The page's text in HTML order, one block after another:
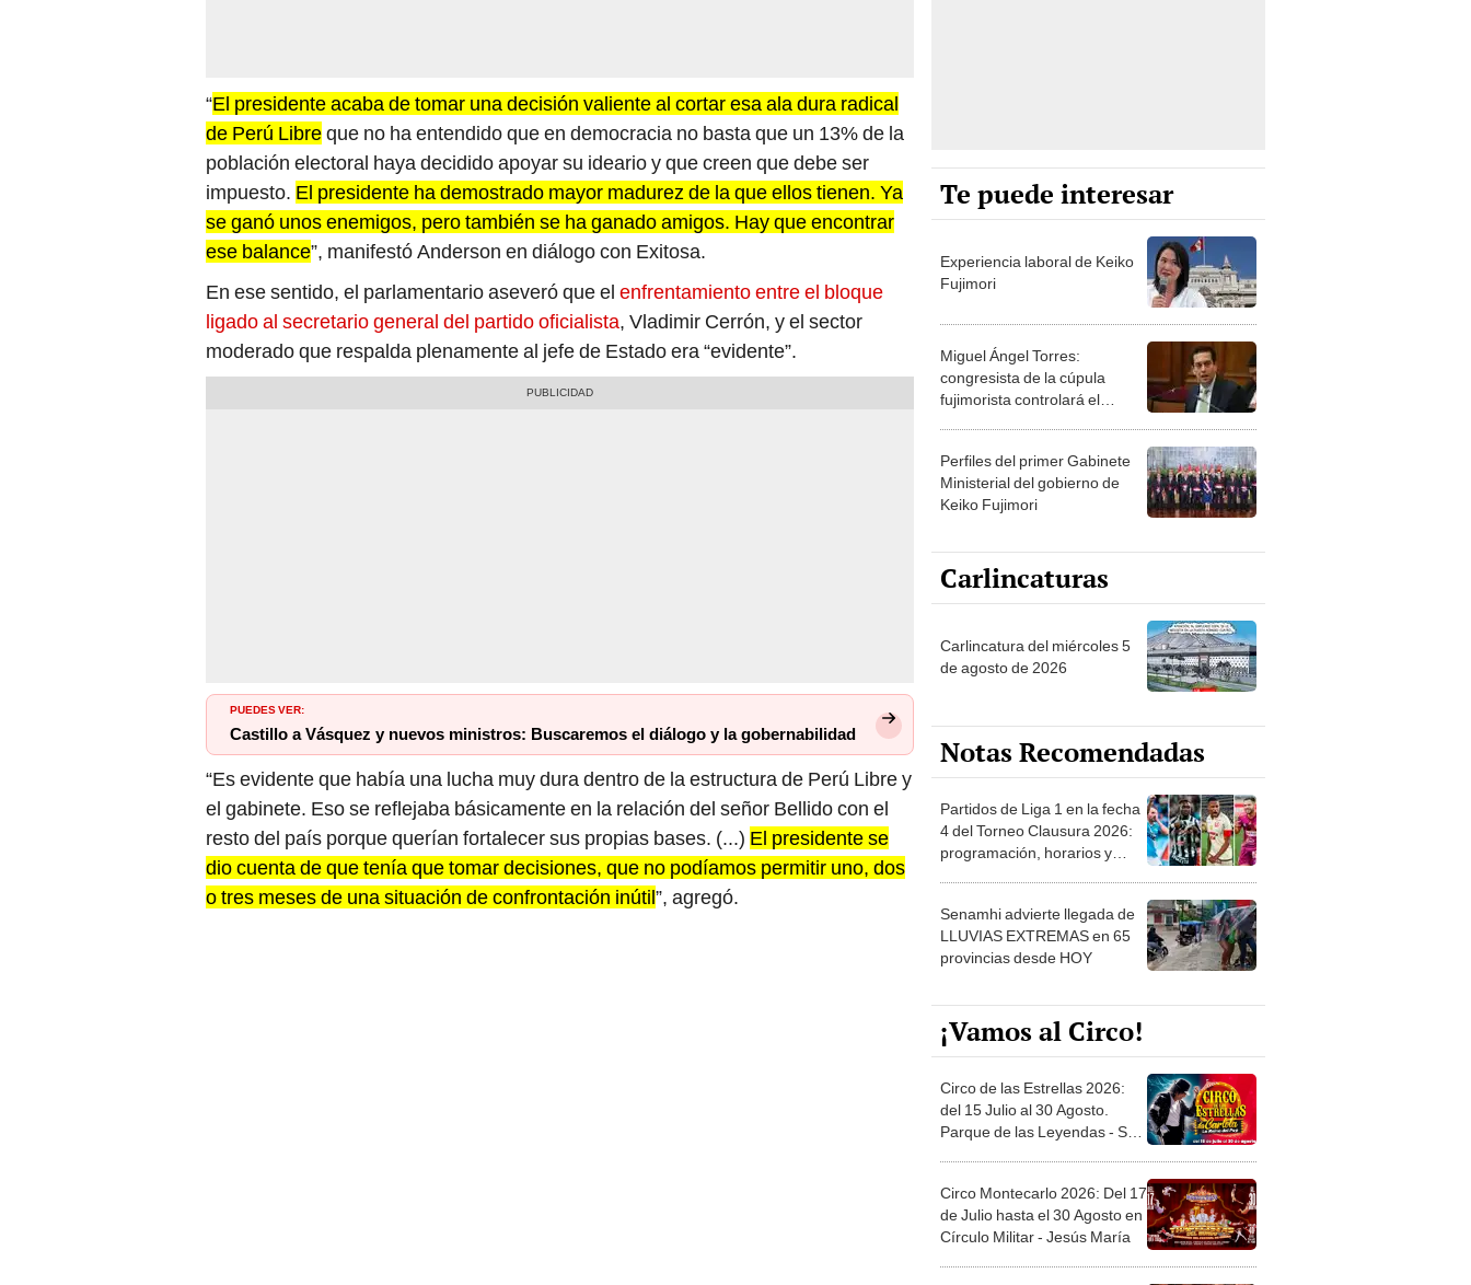
“El presidente acaba de tomar una decisión valiente al cortar esa ala dura radical
de Perú Libreque no ha entendido que en democracia no basta que un 13% de la
población electoral haya decidido apoyar su ideario y que creen que debe ser
impuesto. El presidente ha demostrado mayor madurez de la que ellos tienen. Ya
se ganó unos enemigos, pero también se ha ganado amigos. Hay que encontrar
ese balance”, manifestó Anderson en diálogo con Exitosa.
En ese sentido, el parlamentario aseveró que el enfrentamiento entre el bloque
ligado al secretario general del partido oficialista, Vladimir Cerrón, y el sector
moderado que respalda plenamente al jefe de Estado era “evidente”.
PUEDES VER:
Castillo a Vásquez y nuevos ministros: Buscaremos el diálogo y la gobernabilidad
“Es evidente que había una lucha muy dura dentro de la estructura de Perú Libre y
el gabinete. Eso se reflejaba básicamente en la relación del señor Bellido con el
resto del país porque querían fortalecer sus propias bases. (...) El presidente se
dio cuenta de que tenía que tomar decisiones, que no podíamos permitir uno, dos
o tres meses de una situación de confrontación inútil”, agregó.
Te puede interesar
Experiencia laboral de Keiko
Fujimori
Miguel Ángel Torres:
congresista de la cúpula
fujimorista controlará el
Perfiles del primer Gabinete
Ministerial del gobierno de
Keiko Fujimori
Carlincaturas
Carlincatura del miércoles 5
de agosto de 2026
Notas Recomendadas
Partidos de Liga 1 en la fecha
4 del Torneo Clausura 2026:
programación, horarios y
Senamhi advierte llegada de
LLUVIAS EXTREMAS en 65
provincias desde HOY
¡Vamos al Circo!
Circo de las Estrellas 2026:
del 15 Julio al 30 Agosto.
Parque de las Leyendas - San
Circo Montecarlo 2026: Del 17
de Julio hasta el 30 Agosto en
Círculo Militar - Jesús María